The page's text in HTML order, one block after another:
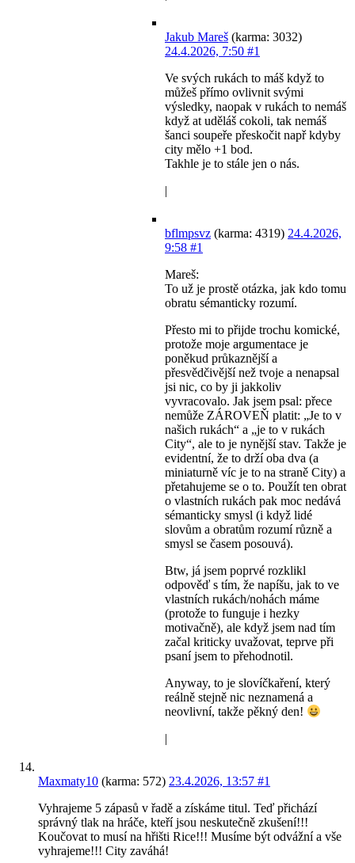
Jakub Mareš (karma: 3032)
24.4.2026, 7:50 #1
Ve svých rukách to máš když to
můžeš přímo ovlivnit svými
výsledky, naopak v rukách to nemáš
když at uděláš cokoli, tak nemáš
šanci soupeře přeskočit např kdyby
city mělo +1 bod.
Takhle je to stále jen o nás.
|
bflmpsvz (karma: 4319) 24.4.2026,
9:58 #1
Mareš:
To už je prostě otázka, jak kdo tomu
obratu sémanticky rozumí.
Přesto mi to přijde trochu komické,
protože moje argumentace je
poněkud průkaznější a
přesvědčivější než tvoje a nenapsal
jsi nic, co by ji jakkoliv
vyvracovalo. Jak jsem psal: přece
nemůže ZÁROVEŇ platit: „Je to v
našich rukách“ a „je to v rukách
City“, ale to je nynější stav. Takže je
evidentní, že to drží oba dva (a
miniaturně víc je to na straně City) a
přetahujeme se o to. Použít ten obrat
o vlastních rukách pak moc nedává
sémanticky smysl (i když lidé
slovům a obratům rozumí různě a
smysl se časem posouvá).
Btw, já jsem poprvé rozklikl
odpověď s tím, že napíšu, jak to ve
vlastních rukách/nohách máme
(protože to funguje i hezky
motivačně), ale když jsem nad tím
začal kriticky uvažovat, teprve při
psaní jsem to přehodnotil.
Anyway, to je slovíčkaření, který
reálně stejně nic neznamená a
neovlivní, takže pěkný den!
|
Maxmaty10 (karma: 572) 23.4.2026, 13:57 #1
Vyhrajeme 5 zápasů v řadě a získáme titul. Teď přichází
správný tlak na hráče, kteří jsou neskutečně zkušení!!!
Koučovat to musí na hřišti Rice!!! Musíme být odvážní a vše
vyhrajeme!!! City zaváhá!